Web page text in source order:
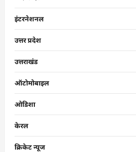
इंटरनेशनल
उत्तर प्रदेश
उत्तराखंड
ऑटोमोबाइल
ओडिशा
केरल
क्रिकेट न्यूज